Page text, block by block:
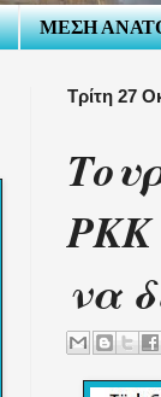
ΜΕΣΗ
Τρίτη 27
να